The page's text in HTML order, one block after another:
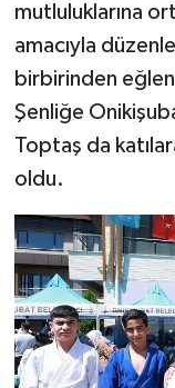
mutluluklarına
amacıyla
birbirinden
Şenliğe
Toptaş da
oldu.